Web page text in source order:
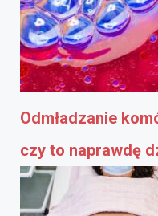
Odmładzanie
czy to naprawdę